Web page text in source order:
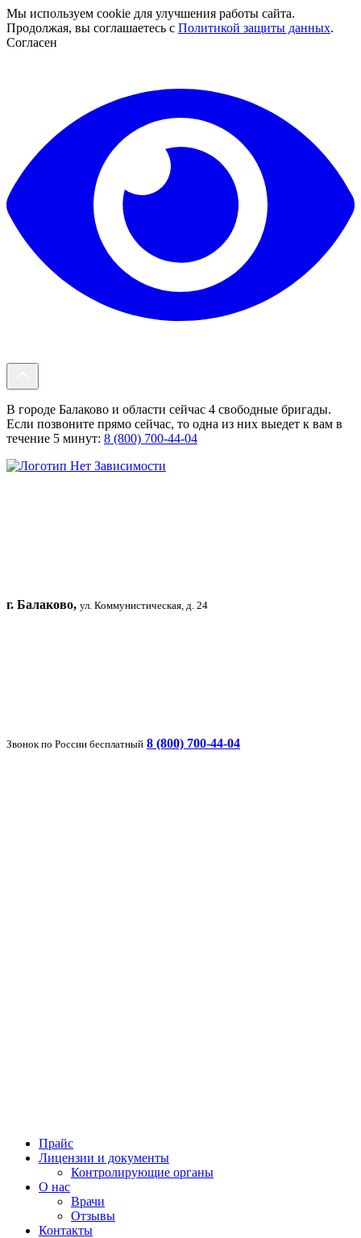
Мы используем cookie для улучшения работы сайта.
Продолжая, вы соглашаетесь с Политикой защиты данных.
Согласен
В городе Балаково и области сейчас 4 свободные бригады.
Если позвоните прямо сейчас, то одна из них выедет к вам в
течение 5 минут: 8 (800) 700-44-04
г. Балаково, ул. Коммунистическая, д. 24
Звонок по России бесплатный 8 (800) 700-44-04
Прайс
Лицензии и документы
Контролирующие органы
О нас
Врачи
Отзывы
Контакты